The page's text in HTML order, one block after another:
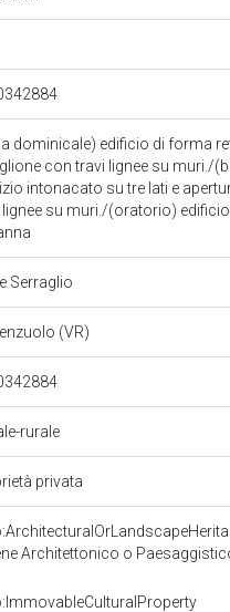
dominicale) edificio di forma
con travi lignee su muri./
intonacato su tre lati e
su muri./(oratorio)
Serraglio
(VR)
rurale
privata
Architettonico o